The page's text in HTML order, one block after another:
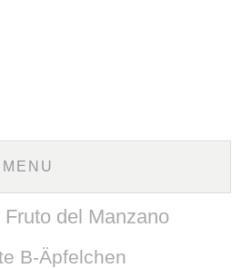
del Manzano
B-Äpfelchen